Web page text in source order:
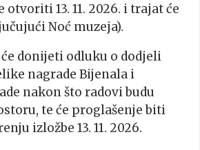
otvoriti 13. 11. 2026. i trajat će
Noć muzeja).
donijeti odluku o dodjeli
nagrade Bijenala i
nakon što radovi budu
te će proglašenje biti
izložbe 13. 11. 2026.